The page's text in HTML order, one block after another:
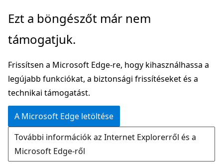
Ugrás
fő
Ezt a böngészőt már nem
támogatjuk.
Frissítsen a Microsoft Edge-re, hogy kihasználhassa a
legújabb funkciókat, a biztonsági frissítéseket és a
technikai támogatást.
A Microsoft Edge letöltése
További információk az Internet Explorerről és a
Microsoft Edge-ről